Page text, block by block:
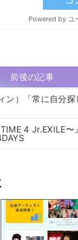
前後の記事
ン）「常に自分
TIME 4 Jr.EXILE